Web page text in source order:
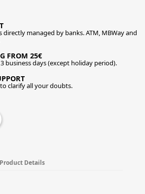
directly managed by banks. ATM, MBWay and
FROM 25€
business days (except holiday period).
clarify all your doubts.
Product Details